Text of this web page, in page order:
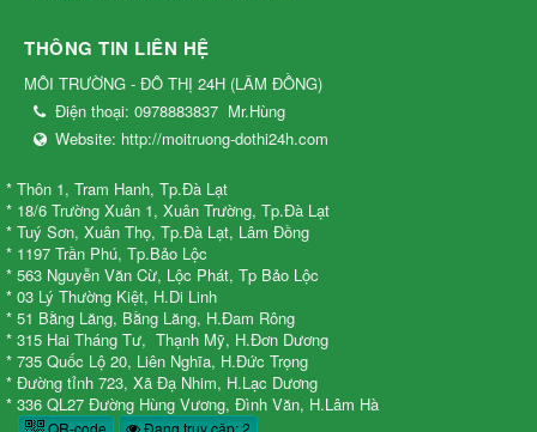
THÔNG TIN LIÊN HỆ
MÔI TRƯỜNG - ĐÔ THỊ 24H (LÂM ĐỒNG)
Điện thoại: 0978883837 Mr.Hùng
Website: http://moitruong-dothi24h.com
* Thôn 1, Tram Hanh, Tp.Đà Lạt
* 18/6 Trường Xuân 1, Xuân Trường, Tp.Đà Lạt
* Tuý Sơn, Xuân Thọ, Tp.Đà Lạt, Lâm Đồng
* 1197 Trần Phú, Tp.Bảo Lộc
* 563 Nguyễn Văn Cừ, Lộc Phát, Tp Bảo Lộc
* 03 Lý Thường Kiệt, H.Di Linh
* 51 Bằng Lăng, Bằng Lăng, H.Đam Rông
* 315 Hai Tháng Tư, Thạnh Mỹ, H.Đơn Dương
* 735 Quốc Lộ 20, Liên Nghĩa, H.Đức Trọng
* Đường tỉnh 723, Xã Đạ Nhim, H.Lạc Dương
* 336 QL27 Đường Hùng Vương, Đình Văn, H.Lâm Hà
QR-code Đang truy cập: 2